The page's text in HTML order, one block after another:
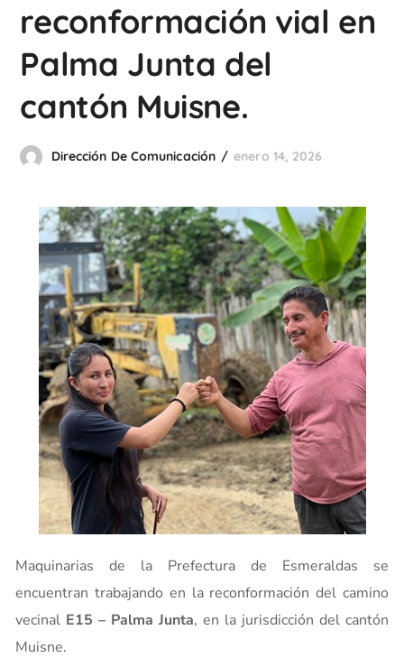
reconformación vial en
Palma Junta del
cantón Muisne.
Dirección De Comunicación enero 14, 2026
Maquinarias de la Prefectura de Esmeraldas se
encuentran trabajando en la reconformación del camino
vecinal E15 – Palma Junta, en la jurisdicción del cantón
Muisne.